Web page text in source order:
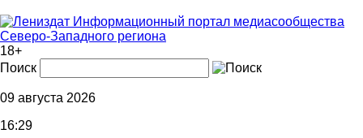
Информационный портал медиасообщества
Северо-Западного региона
18+
Поиск
09 августа 2026
16:29